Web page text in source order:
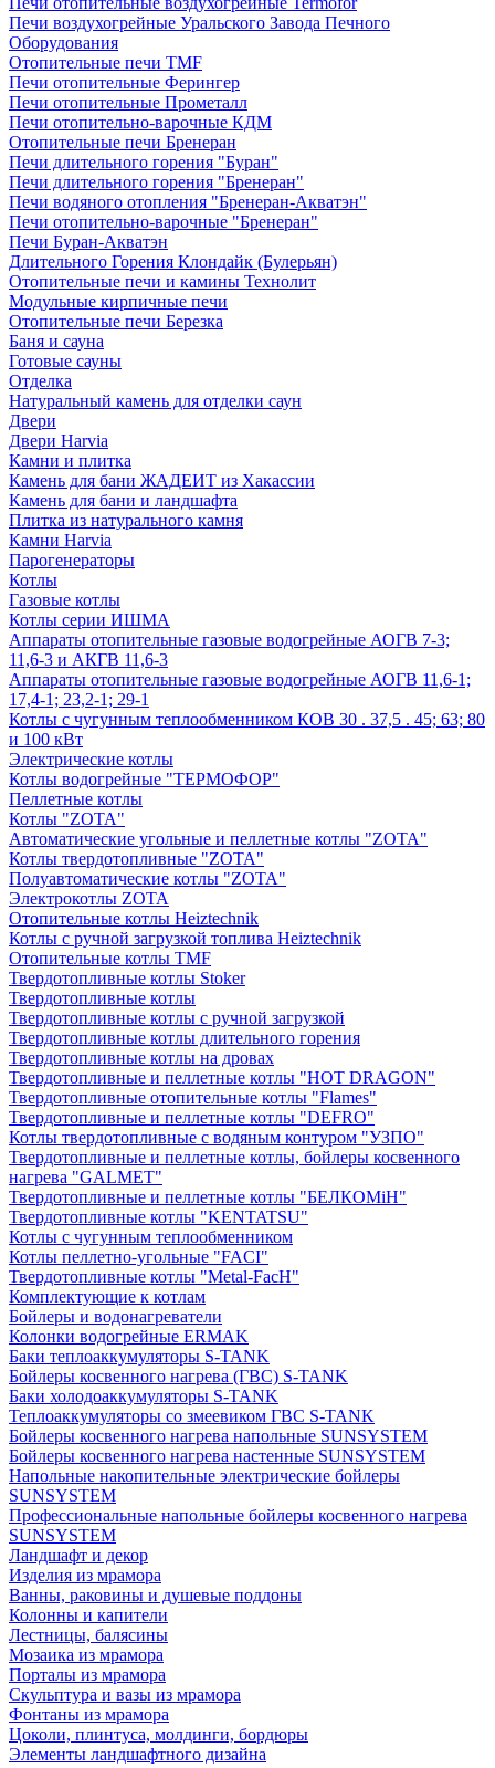
Печи воздухогрейные Уральского Завода Печного
Оборудования
Отопительные печи TMF
Печи отопительные Ферингер
Печи отопительные Прометалл
Печи отопительно-варочные КДМ
Отопительные печи Бренеран
Печи длительного горения "Буран"
Печи длительного горения "Бренеран"
Печи водяного отопления "Бренеран-Акватэн"
Печи отопительно-варочные "Бренеран"
Печи Буран-Акватэн
Длительного Горения Клондайк (Булерьян)
Отопительные печи и камины Технолит
Модульные кирпичные печи
Отопительные печи Березка
Баня и сауна
Готовые сауны
Отделка
Натуральный камень для отделки саун
Двери
Двери Harvia
Камни и плитка
Камень для бани ЖАДЕИТ из Хакассии
Камень для бани и ландшафта
Плитка из натурального камня
Камни Harvia
Парогенераторы
Котлы
Газовые котлы
Котлы серии ИШМА
Аппараты отопительные газовые водогрейные АОГВ 7-3;
11,6-3 и АКГВ 11,6-3
Аппараты отопительные газовые водогрейные АОГВ 11,6-1;
17,4-1; 23,2-1; 29-1
Котлы с чугунным теплообменником КОВ 30 . 37,5 . 45; 63; 80
и 100 кВт
Электрические котлы
Котлы водогрейные "ТЕРМОФОР"
Пеллетные котлы
Котлы "ZOTA"
Автоматические угольные и пеллетные котлы "ZOTA"
Котлы твердотопливные "ZOTA"
Полуавтоматические котлы "ZOTA"
Электрокотлы ZOTA
Отопительные котлы Heiztechnik
Котлы с ручной загрузкой топлива Heiztechnik
Отопительные котлы TMF
Твердотопливные котлы Stoker
Твердотопливные котлы
Твердотопливные котлы с ручной загрузкой
Твердотопливные котлы длительного горения
Твердотопливные котлы на дровах
Твердотопливные и пеллетные котлы "HOT DRAGON"
Твердотопливные отопительные котлы "Flames"
Твердотопливные и пеллетные котлы "DEFRO"
Котлы твердотопливные с водяным контуром "УЗПО"
Твердотопливные и пеллетные котлы, бойлеры косвенного
нагрева "GALMET"
Твердотопливные и пеллетные котлы "БЕЛКОМiН"
Твердотопливные котлы "KENTATSU"
Котлы с чугунным теплообменником
Котлы пеллетно-угольные "FACI"
Твердотопливные котлы "Metal-FacH"
Комплектующие к котлам
Бойлеры и водонагреватели
Колонки водогрейные ERMAK
Баки теплоаккумуляторы S-TANK
Бойлеры косвенного нагрева (ГВС) S-TANK
Баки холодоаккумуляторы S-TANK
Теплоаккумуляторы со змеевиком ГВС S-TANK
Бойлеры косвенного нагрева напольные SUNSYSTEM
Бойлеры косвенного нагрева настенные SUNSYSTEM
Напольные накопительные электрические бойлеры
SUNSYSTEM
Профессиональные напольные бойлеры косвенного нагрева
SUNSYSTEM
Ландшафт и декор
Изделия из мрамора
Ванны, раковины и душевые поддоны
Колонны и капители
Лестницы, балясины
Мозаика из мрамора
Порталы из мрамора
Скульптура и вазы из мрамора
Фонтаны из мрамора
Цоколи, плинтуса, молдинги, бордюры
Элементы ландшафтного дизайна